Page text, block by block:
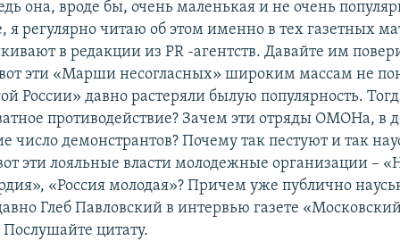
она, вроде бы, очень маленькая и не очень
я регулярно читаю об этом именно в тех газетных
в редакции из PR -агентств. Давайте им
эти «Марши несогласных» широким массам не
России» давно растеряли былую популярность.
противодействие? Зачем эти отряды ОМОНа, в
число демонстрантов? Почему так пестуют и так
эти лояльные власти молодежные организации –
«Россия молодая»? Причем уже публично
Глеб Павловский в интервью газете
цитату.